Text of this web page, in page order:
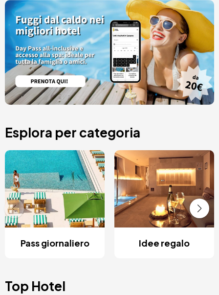
Esplora per categoria
Pass giornaliero Idee regalo
Top Hotel